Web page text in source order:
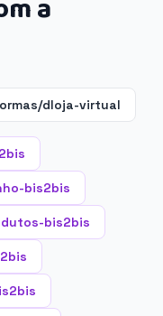
a
dloja-virtual
bis2bis
bis2bis